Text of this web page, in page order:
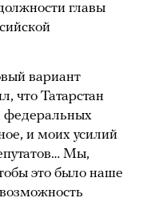
главы
вариант
что Татарстан
федеральных
и моих усилий
Мы,
это было наше